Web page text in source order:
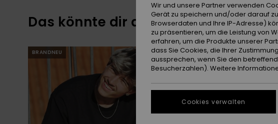
Das könnte dir auch gefallen
Direkt
zu
den
Überspringen
und
filtern
BRANDNEU BRANDNEU
Wir und unsere Partner verwenden
Gerät zu speichern und/oder darauf
Browserdaten und Ihre IP-Adresse)
zu präsentieren, um die Leistung von
erfahren, um die Produkte unserer
dass Sie Cookies, die Ihrer
aussprechen, wenn Sie den
Besucherzahlen). Weitere
Cookies verwalten